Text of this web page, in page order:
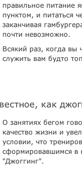
правильное питание
пунктом, и питаться
заканчивая
почти невозможно.
Всякий раз, когда вы
служить вам будто
как
О занятиях бегом
качество жизни и
условии, что
сформировавшимся в
"Джоггинг".